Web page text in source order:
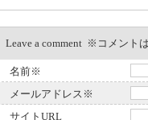
Leave a comment ※コメント
名前※
メールアドレス※
サイトURL